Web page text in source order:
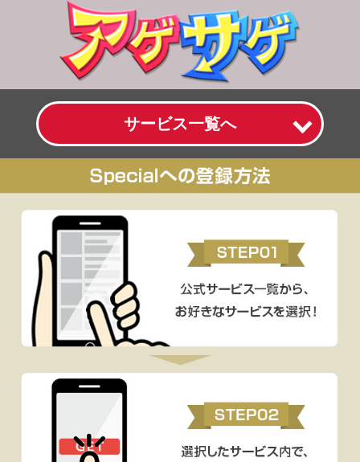
サービス一覧へ